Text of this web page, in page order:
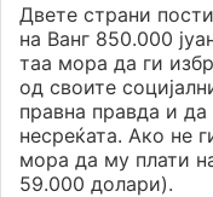
Двете страни
на Ванг 850.000
таа мора да ги
од своите
правна правда и
несреќата. Ако не
мора да му плати
59.000 долари).